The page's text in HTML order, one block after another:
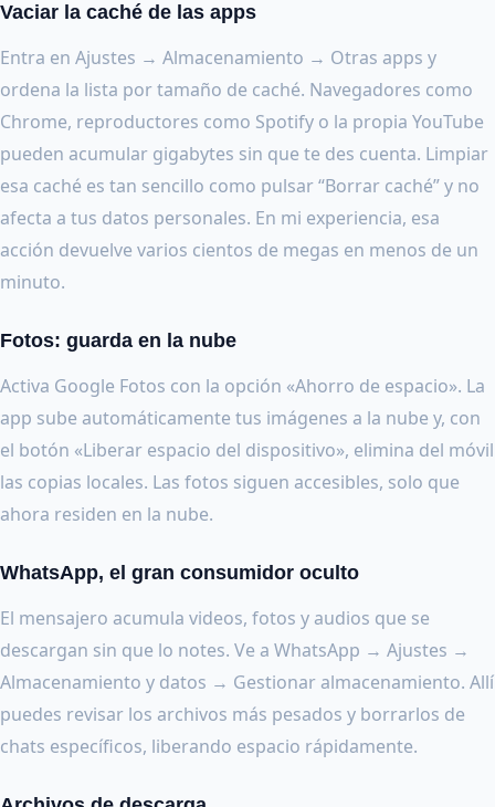
Vaciar la caché de las apps
Entra en Ajustes → Almacenamiento → Otras apps y
ordena la lista por tamaño de caché. Navegadores como
Chrome, reproductores como Spotify o la propia YouTube
pueden acumular gigabytes sin que te des cuenta. Limpiar
esa caché es tan sencillo como pulsar “Borrar caché” y no
afecta a tus datos personales. En mi experiencia, esa
acción devuelve varios cientos de megas en menos de un
minuto.
Fotos: guarda en la nube
Activa Google Fotos con la opción «Ahorro de espacio». La
app sube automáticamente tus imágenes a la nube y, con
el botón «Liberar espacio del dispositivo», elimina del móvil
las copias locales. Las fotos siguen accesibles, solo que
ahora residen en la nube.
WhatsApp, el gran consumidor oculto
El mensajero acumula videos, fotos y audios que se
descargan sin que lo notes. Ve a WhatsApp → Ajustes →
Almacenamiento y datos → Gestionar almacenamiento. Allí
puedes revisar los archivos más pesados y borrarlos de
chats específicos, liberando espacio rápidamente.